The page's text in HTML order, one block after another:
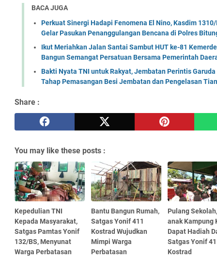
BACA JUGA
Perkuat Sinergi Hadapi Fenomena El Nino, Kasdim
Gelar Pasukan Penanggulangan Bencana di Polres
Ikut Meriahkan Jalan Santai Sambut HUT ke-81
Bangun Semangat Persatuan Bersama Pemerintah
Bakti Nyata TNI untuk Rakyat, Jembatan Perintis
Tahap Pemasangan Besi Jembatan dan Pengelasan
Share :
You may like these posts :
Kepedulian TNI
Kepada Masyarakat,
Satgas Pamtas Yonif
132/BS, Menyunat
Warga Perbatasan
Bantu Bangun Rumah,
Satgas Yonif 411
Kostrad Wujudkan
Mimpi Warga
Perbatasan
Pulang
anak Kampung
Dapat Hadiah
Satgas Yonif
Kostrad